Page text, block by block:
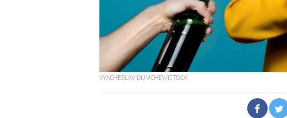
VYACHESLAV DUMCHEV/ISTOCK